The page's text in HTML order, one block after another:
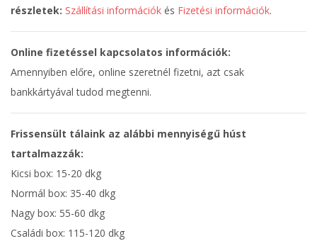
részletek: Szállítási információk és Fizetési információk.
Online fizetéssel kapcsolatos információk:
Amennyiben előre, online szeretnél fizetni, azt csak
bankkártyával tudod megtenni.
Frissensült tálaink az alábbi mennyiségű húst
tartalmazzák:
Kicsi box: 15-20 dkg
Normál box: 35-40 dkg
Nagy box: 55-60 dkg
Családi box: 115-120 dkg